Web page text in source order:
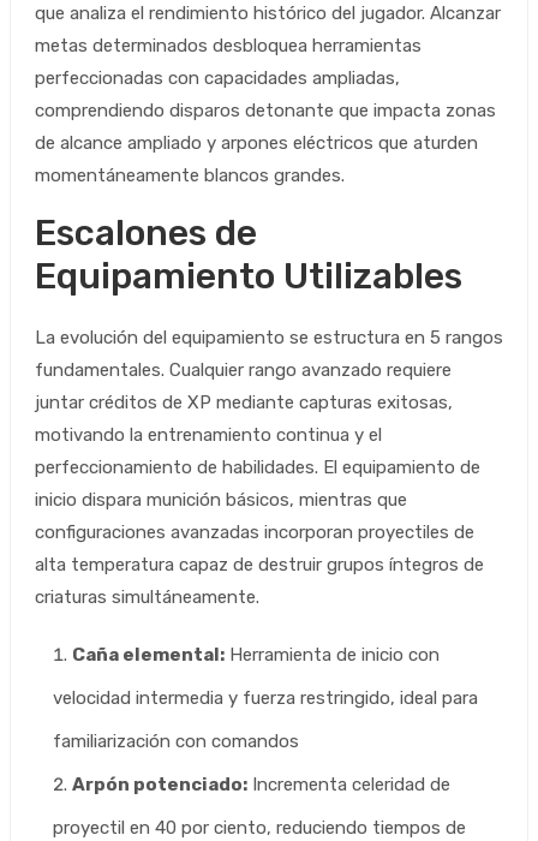
que analiza el rendimiento histórico del jugador. Alcanzar
metas determinados desbloquea herramientas
perfeccionadas con capacidades ampliadas,
comprendiendo disparos detonante que impacta zonas
de alcance ampliado y arpones eléctricos que aturden
momentáneamente blancos grandes.
Escalones de
Equipamiento Utilizables
La evolución del equipamiento se estructura en 5 rangos
fundamentales. Cualquier rango avanzado requiere
juntar créditos de XP mediante capturas exitosas,
motivando la entrenamiento continua y el
perfeccionamiento de habilidades. El equipamiento de
inicio dispara munición básicos, mientras que
configuraciones avanzadas incorporan proyectiles de
alta temperatura capaz de destruir grupos íntegros de
criaturas simultáneamente.
Caña elemental: Herramienta de inicio con
velocidad intermedia y fuerza restringido, ideal para
familiarización con comandos
Arpón potenciado: Incrementa celeridad de
proyectil en 40 por ciento, reduciendo tiempos de